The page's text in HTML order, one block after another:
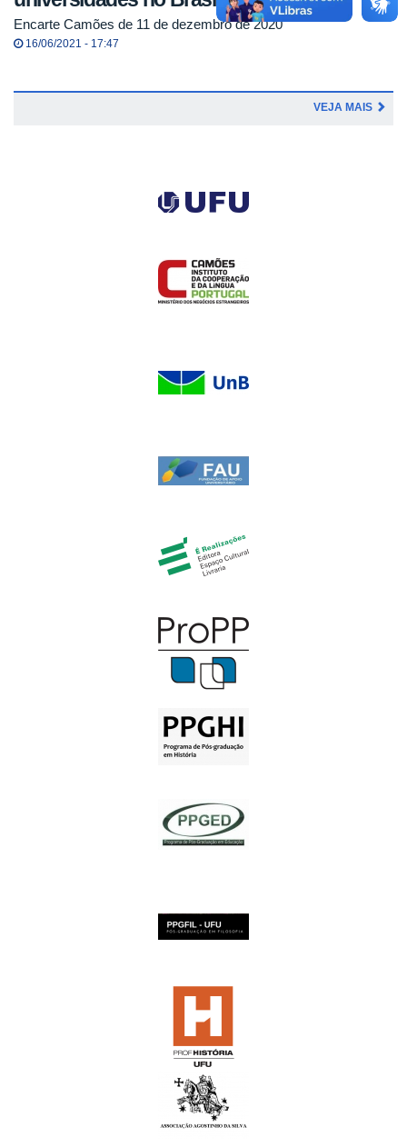
Encarte Camões de 11 de dezembro de 2020
16/06/2021 - 17:47
VEJA MAIS